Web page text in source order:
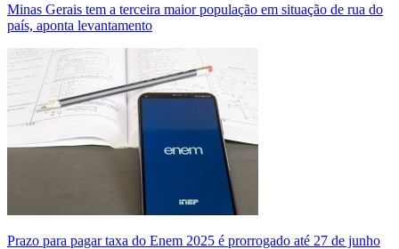
Minas Gerais tem a terceira maior população em situação de rua do
país, aponta levantamento
Prazo para pagar taxa do Enem 2025 é prorrogado até 27 de junho